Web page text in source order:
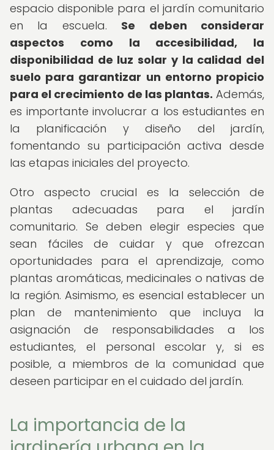
espacio disponible para el jardín comunitario
en la escuela. Se deben considerar
aspectos como la accesibilidad, la
disponibilidad de luz solar y la calidad del
suelo para garantizar un entorno propicio
para el crecimiento de las plantas. Además,
es importante involucrar a los estudiantes en
la planificación y diseño del jardín,
fomentando su participación activa desde
las etapas iniciales del proyecto.
Otro aspecto crucial es la selección de
plantas adecuadas para el jardín
comunitario. Se deben elegir especies que
sean fáciles de cuidar y que ofrezcan
oportunidades para el aprendizaje, como
plantas aromáticas, medicinales o nativas de
la región. Asimismo, es esencial establecer un
plan de mantenimiento que incluya la
asignación de responsabilidades a los
estudiantes, el personal escolar y, si es
posible, a miembros de la comunidad que
deseen participar en el cuidado del jardín.
La importancia de la